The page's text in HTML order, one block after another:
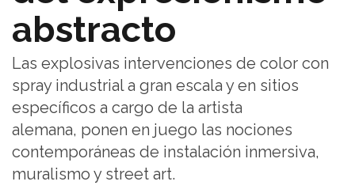
abstracto
Las explosivas intervenciones de color con
spray industrial a gran escala y en sitios
específicos a cargo de la artista
alemana, ponen en juego las nociones
contemporáneas de instalación inmersiva,
muralismo y street art.